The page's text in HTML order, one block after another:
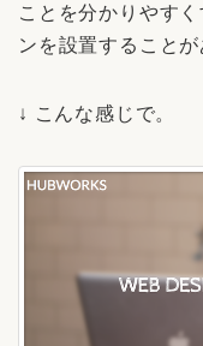
ことを分かりやす
ンを設置することが
↓ こんな感じで。